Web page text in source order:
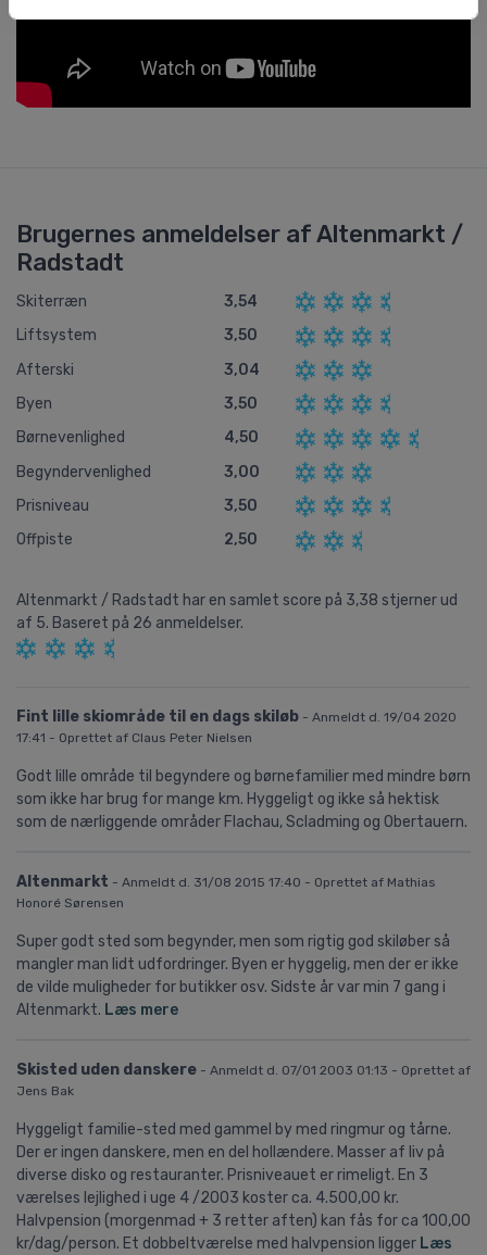
Brugernes anmeldelser af Altenmarkt /
Radstadt
Skiterræn
3,54
Liftsystem
3,50
Afterski
3,04
Byen
3,50
Børnevenlighed
4,50
Begyndervenlighed
3,00
Prisniveau
3,50
Offpiste
2,50
Altenmarkt / Radstadt har en samlet score på 3,38 stjerner ud
af 5. Baseret på 26 anmeldelser.
Fint lille skiområde til en dags skiløb - Anmeldt d. 19/04 2020
17:41 - Oprettet af Claus Peter Nielsen
Godt lille område til begyndere og børnefamilier med mindre børn
som ikke har brug for mange km. Hyggeligt og ikke så hektisk
som de nærliggende områder Flachau, Scladming og Obertauern.
Altenmarkt - Anmeldt d. 31/08 2015 17:40 - Oprettet af Mathias
Honoré Sørensen
Super godt sted som begynder, men som rigtig god skiløber så
mangler man lidt udfordringer. Byen er hyggelig, men der er ikke
de vilde muligheder for butikker osv. Sidste år var min 7 gang i
Altenmarkt. Læs mere
Skisted uden danskere - Anmeldt d. 07/01 2003 01:13 - Oprettet af
Jens Bak
Hyggeligt familie-sted med gammel by med ringmur og tårne.
Der er ingen danskere, men en del hollændere. Masser af liv på
diverse disko og restauranter. Prisniveauet er rimeligt. En 3
værelses lejlighed i uge 4 /2003 koster ca. 4.500,00 kr.
Halvpension (morgenmad + 3 retter aften) kan fås for ca 100,00
kr/dag/person. Et dobbeltværelse med halvpension ligger Læs